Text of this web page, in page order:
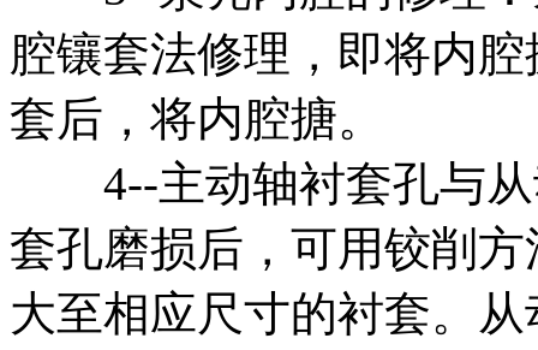
腔镶套法修理，即将内
套后，将内腔搪。
4--主动轴衬套孔与从
套孔磨损后，可用铰削
大至相应尺寸的衬套。